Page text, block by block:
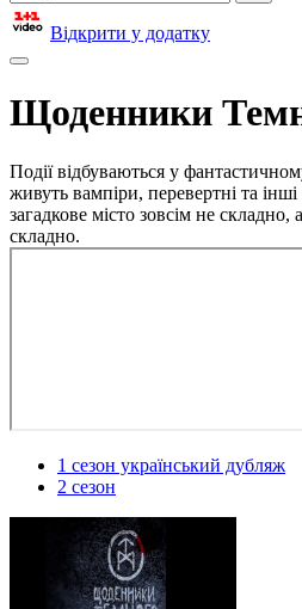
Відкрити у додатку
Щоденники
Події відбуваються у
живуть вампіри, перевертні та
загадкове місто зовсім не
складно.
1 сезон український дубляж
2 сезон